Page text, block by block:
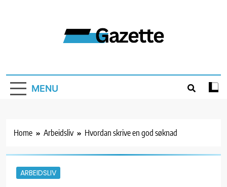
MENU
Home Arbeidsliv Hvordan skrive en god søknad
ARBEIDSLIV